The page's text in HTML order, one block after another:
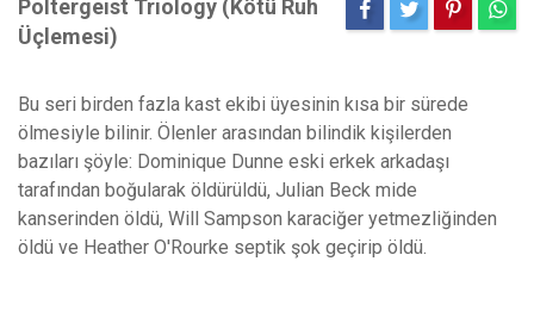
Poltergeist Triology (Kötü Ruh
Üçlemesi)
Bu seri birden fazla kast ekibi üyesinin kısa bir sürede
ölmesiyle bilinir. Ölenler arasından bilindik kişilerden
bazıları şöyle: Dominique Dunne eski erkek arkadaşı
tarafından boğularak öldürüldü, Julian Beck mide
kanserinden öldü, Will Sampson karaciğer yetmezliğinden
öldü ve Heather O'Rourke septik şok geçirip öldü.